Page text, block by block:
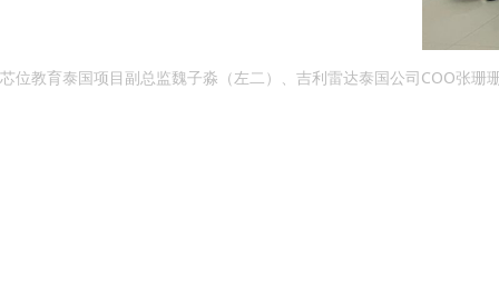
芯位教育泰国项目副总监魏子淼（左二）、吉利雷达泰国公司COO张